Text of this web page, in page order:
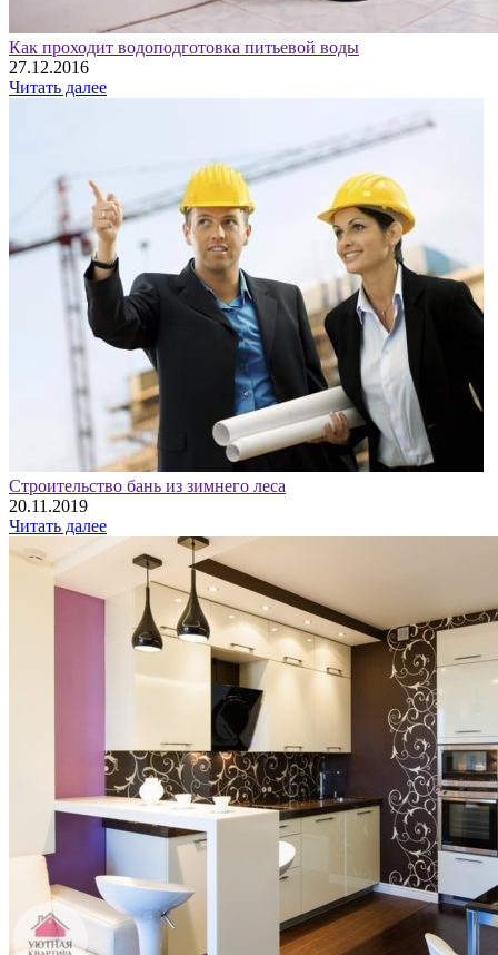
Как проходит водоподготовка питьевой воды
27.12.2016
Читать далее
Строительство бань из зимнего леса
20.11.2019
Читать далее